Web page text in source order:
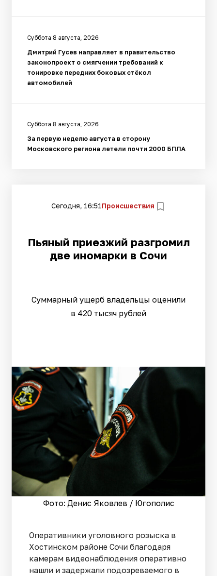
Суббота 8 августа, 2026
Дмитрий Гусев направляет в правительство
законопроект о смягчении требований к
тонировке передних боковых стёкол
автомобилей
Суббота 8 августа, 2026
За первую неделю августа в сторону
Московского региона летели почти 2000 БПЛА
Сегодня, 16:51Происшествия
Пьяный приезжий разгромил
две иномарки в Сочи
Суммарный ущерб владельцы оценили
в 420 тысяч рублей
Фото: Денис Яковлев / Югополис
Оперативники уголовного розыска в
Хостинском районе Сочи благодаря
камерам видеонаблюдения оперативно
нашли и задержали подозреваемого в